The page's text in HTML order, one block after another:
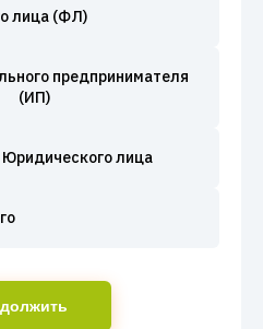
лица (ФЛ)
предпринимателя
(ИП)
лица